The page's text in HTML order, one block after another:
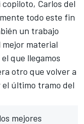
Carlos del
todo este fin
un trabajo
mejor material
que llegamos
otro que volver a
último tramo del
mejores